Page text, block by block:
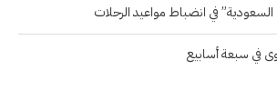
في انضباط مواعيد الرحلات
في سبعة أسابيع